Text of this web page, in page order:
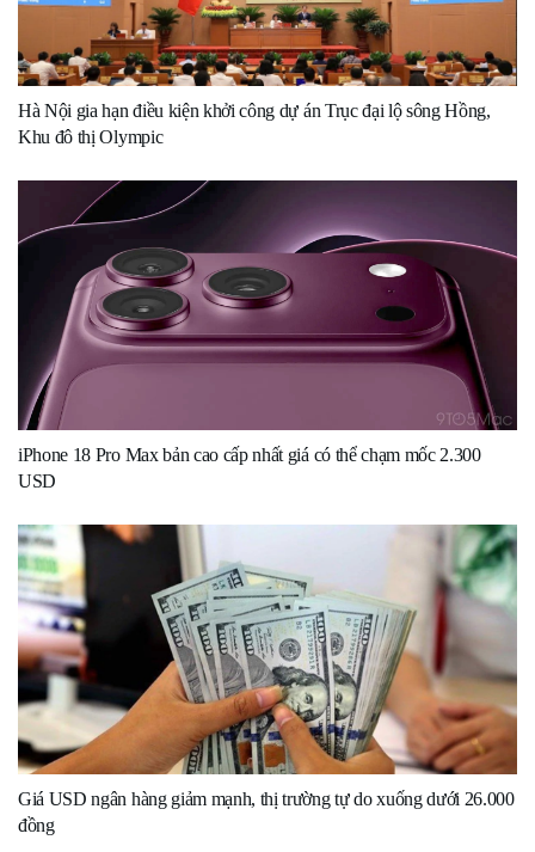
Hà Nội gia hạn điều kiện khởi công dự án Trục đại lộ sông Hồng,
Khu đô thị Olympic
iPhone 18 Pro Max bản cao cấp nhất giá có thể chạm mốc 2.300
USD
Giá USD ngân hàng giảm mạnh, thị trường tự do xuống dưới 26.000
đồng